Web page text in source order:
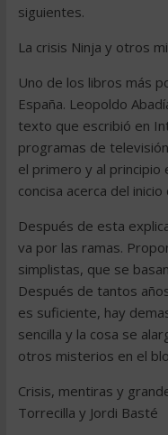
siguientes.
La crisis Ninja y otros
Uno de los libros más
España. Leopoldo
texto que escribió en
programas de
el primero y al principio
concisa acerca del inicio
Después de esta
va por las ramas.
simplistas, que se
Después de tantos
es suficiente, hay
sencilla y la cosa se
otros misterios en el
Crisis, mentiras y
Torrecilla y Jordi Basté